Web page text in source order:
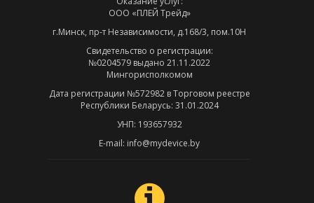
ООО «ПЛЕЙ Трейд»
г.Минск, пр-т Независимости, д.168/3, пом.10Н
Свидетельство о регистрации:
№0204579 выдано 21.11.2022
Мингорисполкомом
Дата регистрации №572982 в Торговом реестре
Республики Беларусь: 31.01.2024
УНП: 193657932
E-mail: info@mydevice.by